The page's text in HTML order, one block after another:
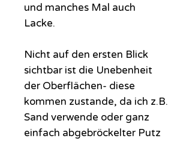
und manches Mal auch
Lacke.
Nicht auf den ersten Blick
sichtbar ist die Unebenheit
der Oberflächen- diese
kommen zustande, da ich z.B.
Sand verwende oder ganz
einfach abgebröckelter Putz